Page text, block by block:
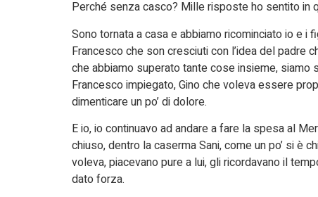
Perché senza casco? Mille risposte ho sentito in
Sono tornata a casa e abbiamo ricominciato io e i
Francesco che son cresciuti con l’idea del padre
che abbiamo superato tante cose insieme, siamo
Francesco impiegato, Gino che voleva essere
dimenticare un po’ di dolore.
E io, io continuavo ad andare a fare la spesa al
chiuso, dentro la caserma Sani, come un po’ si è
voleva, piacevano pure a lui, gli ricordavano il
dato forza.